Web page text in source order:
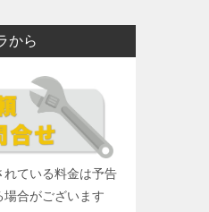
から
れている料金は予告
場合がございます